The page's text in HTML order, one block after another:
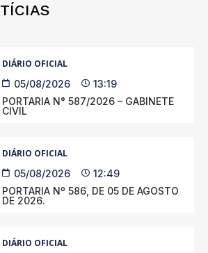
DIÁRIO OFICIAL
05/08/2026
13:19
PORTARIA N° 587/2026 – GABINETE
CIVIL
DIÁRIO OFICIAL
05/08/2026
12:49
PORTARIA Nº 586, DE 05 DE AGOSTO
DE 2026.
DIÁRIO OFICIAL